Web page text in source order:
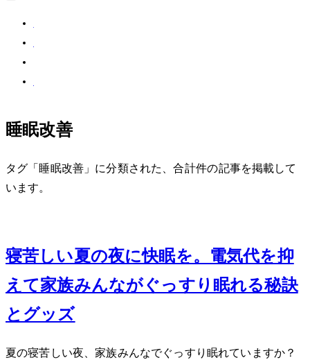
睡眠改善
タグ「睡眠改善」に分類された、合計 7 件の記事を掲載して
います。
寝苦しい夏の夜に快眠を。電気代を抑
えて家族みんながぐっすり眠れる秘訣
とグッズ
夏の寝苦しい夜、家族みんなでぐっすり眠れていますか？3